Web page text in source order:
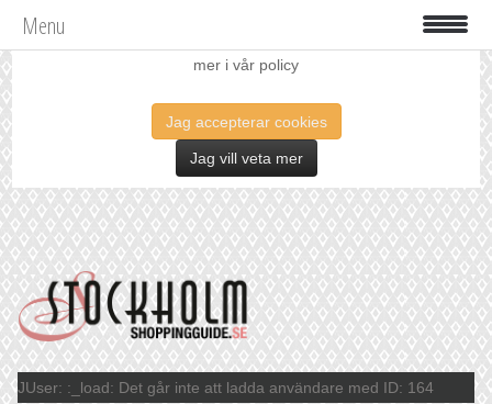
Vi använder oss av cookies för att förbättra din upplevelse. Läs
mer i vår policy
Jag accepterar cookies
Jag vill veta mer
Menu
JUser: :_load: Det går inte att ladda användare med ID: 164